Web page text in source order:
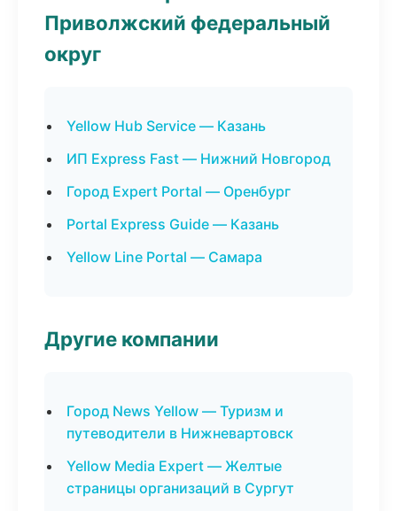
Приволжский федеральный
округ
Yellow Hub Service — Казань
ИП Express Fast — Нижний Новгород
Город Expert Portal — Оренбург
Portal Express Guide — Казань
Yellow Line Portal — Самара
Другие компании
Город News Yellow — Туризм и
путеводители в Нижневартовск
Yellow Media Expert — Желтые
страницы организаций в Сургут